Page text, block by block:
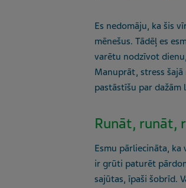
Es nedomāju, ka šis
mēnešus. Tādēļ es
varētu nodzīvot
Manuprāt, stress šajā
pastāstīšu par dažām
Runāt, runāt,
Esmu pārliecināta,
ir grūti paturēt
sajūtas, īpaši šobrīd.